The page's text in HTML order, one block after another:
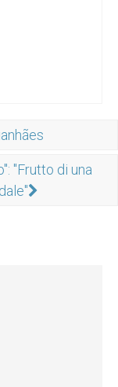
"Frutto di una